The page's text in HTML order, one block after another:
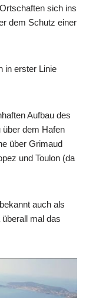
sich ins
dem Schutz einer
in erster Linie
Aufbau des
über dem Hafen
über Grimaud
und Toulon (da
auch als
mal das